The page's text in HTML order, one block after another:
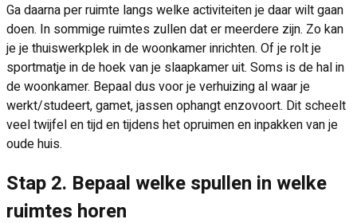
Ga daarna per ruimte langs welke activiteiten je daar wilt gaan
doen. In sommige ruimtes zullen dat er meerdere zijn. Zo kan
je je thuiswerkplek in de woonkamer inrichten. Of je rolt je
sportmatje in de hoek van je slaapkamer uit. Soms is de hal in
de woonkamer. Bepaal dus voor je verhuizing al waar je
werkt/studeert, gamet, jassen ophangt enzovoort. Dit scheelt
veel twijfel en tijd en tijdens het opruimen en inpakken van je
oude huis.
Stap 2. Bepaal welke spullen in welke
ruimtes horen